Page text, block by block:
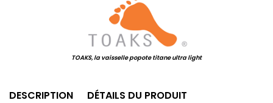
TOAKS, la vaisselle popote titane ultra light
DESCRIPTION DÉTAILS DU PRODUIT